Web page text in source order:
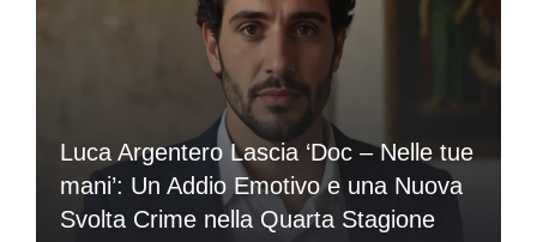
Luca Argentero Lascia ‘Doc – Nelle tue
mani’: Un Addio Emotivo e una Nuova
Svolta Crime nella Quarta Stagione